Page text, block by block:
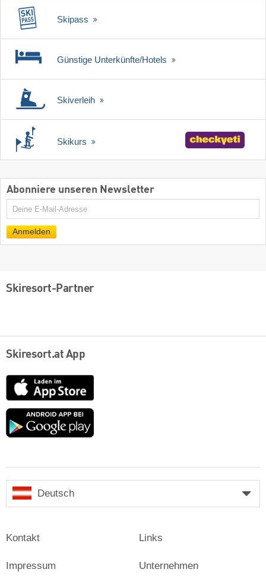
Skipass
Günstige Unterkünfte/Hotels
Skiverleih
Skikurs
Abonniere unseren Newsletter
E-
Anmelden
Skiresort-Partner
Skiresort.at App
App
Store
Google
Deutsch
Kontakt
Impressum
Links
Unternehmen